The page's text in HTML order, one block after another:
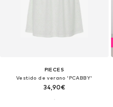
PIECES
Vestido de verano 'PCABBY'
34,90€